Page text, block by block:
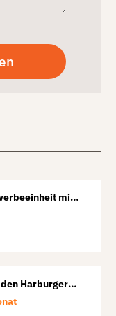
mit
Harburger